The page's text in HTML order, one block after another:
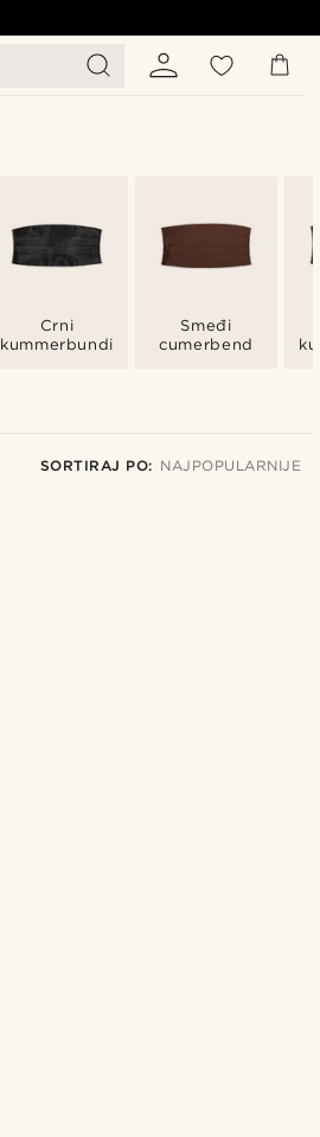
Crni
kummerbundi
Smeđi
cumerbend
SORTIRAJ PO: NAJPOPULARNIJE